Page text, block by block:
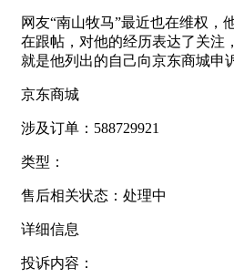
网友“南山牧马”最近也在维权，
在跟帖，对他的经历表达了关注
就是他列出的自己向京东商城
京东商城
涉及订单：588729921
类型：
售后相关状态：处理中
详细信息
投诉内容：